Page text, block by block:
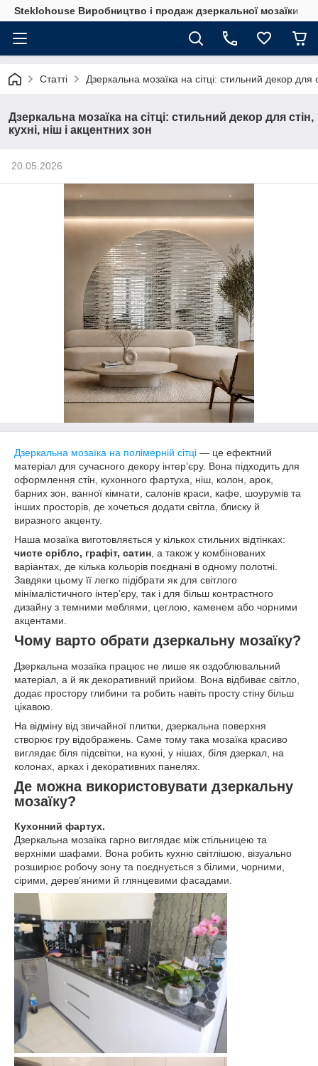
Steklohouse Виробництво і продаж дзеркальної мозаїки
Статті Дзеркальна мозаїка на сітці: стильний декор для
Дзеркальна мозаїка на сітці: стильний декор для стін,
кухні, ніш і акцентних зон
20.05.2026
Дзеркальна мозаїка на полімерній сітці — це ефектний
матеріал для сучасного декору інтер’єру. Вона підходить для
оформлення стін, кухонного фартуха, ніш, колон, арок,
барних зон, ванної кімнати, салонів краси, кафе, шоурумів та
інших просторів, де хочеться додати світла, блиску й
виразного акценту.
Наша мозаїка виготовляється у кількох стильних відтінках:
чисте срібло, графіт, сатин , а також у комбінованих
варіантах, де кілька кольорів поєднані в одному полотні.
Завдяки цьому її легко підібрати як для світлого
мінімалістичного інтер’єру, так і для більш контрастного
дизайну з темними меблями, цеглою, каменем або чорними
акцентами.
Чому варто обрати дзеркальну мозаїку?
Дзеркальна мозаїка працює не лише як оздоблювальний
матеріал, а й як декоративний прийом. Вона відбиває світло,
додає простору глибини та робить навіть просту стіну більш
цікавою.
На відміну від звичайної плитки, дзеркальна поверхня
створює гру відображень. Саме тому така мозаїка красиво
виглядає біля підсвітки, на кухні, у нішах, біля дзеркал, на
колонах, арках і декоративних панелях.
Де можна використовувати дзеркальну
мозаїку?
Кухонний фартух.
Дзеркальна мозаїка гарно виглядає між стільницею та
верхніми шафами. Вона робить кухню світлішою, візуально
розширює робочу зону та поєднується з білими, чорними,
сірими, дерев’яними й глянцевими фасадами.